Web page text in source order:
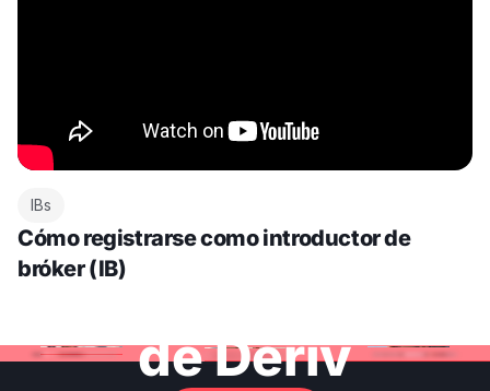
IBs
Cómo registrarse como introductor de
bróker (IB)
Centro de ayuda
de Deriv